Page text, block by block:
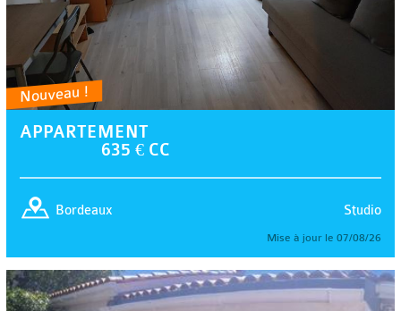
Nouveau !
APPARTEMENT
635 € CC
Studio
Bordeaux
Mise à jour le 07/08/26